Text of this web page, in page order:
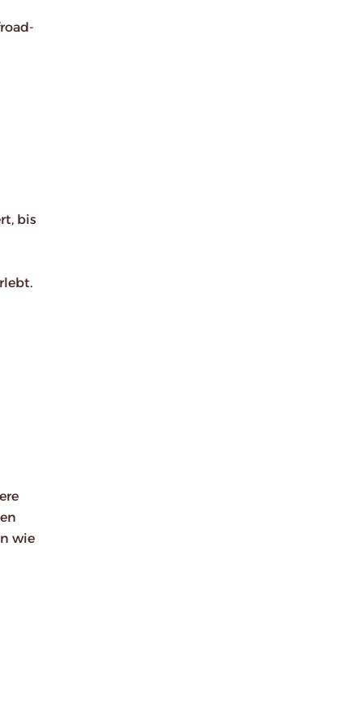
bis
wie